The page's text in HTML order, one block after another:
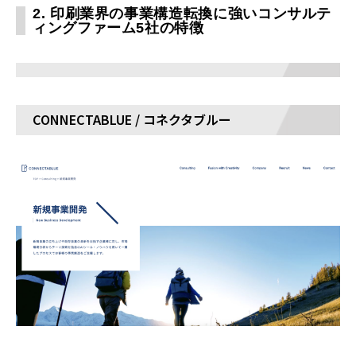
2. 印刷業界の事業構造転換に強いコンサルテ
ィングファーム5社の特徴
CONNECTABLUE / コネクタブルー